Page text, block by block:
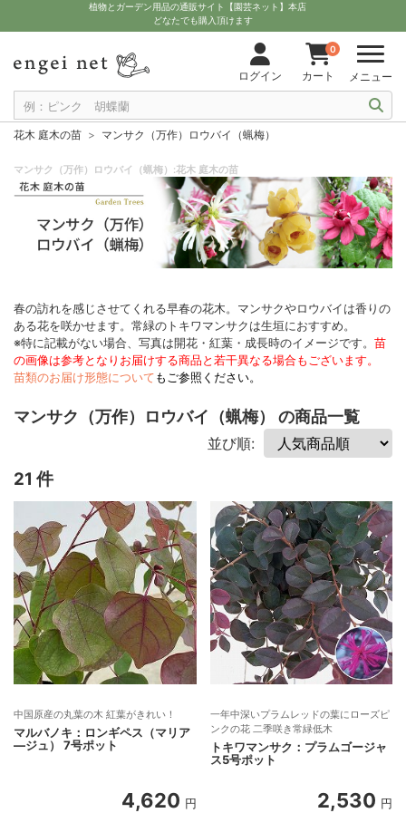
植物とガーデン用品の通販サイト【園芸ネット】本店
どなたでも購入頂けます
ログイン
0
カート メニュー
花木 庭木の苗 マンサク（万作）ロウバイ（蝋梅）
マンサク（万作）ロウバイ（蝋梅）:花木 庭木の苗
春の訪れを感じさせてくれる早春の花木。マンサクやロウバイは香りの
ある花を咲かせます。常緑のトキワマンサクは生垣におすすめ。
※特に記載がない場合、写真は開花・紅葉・成長時のイメージです。 苗
の画像は参考となりお届けする商品と若干異なる場合もございます。
苗類のお届け形態についてもご参照ください。
マンサク（万作）ロウバイ（蝋梅） の商品一覧
並び順:
21 件
中国原産の丸葉の木 紅葉がきれい！
マルバノキ：ロンギペス（マリア
―ジュ） 7号ポット
4,620 円
一年中深いプラムレッドの葉にローズピ
ンクの花 二季咲き常緑低木
トキワマンサク：プラムゴージャ
ス5号ポット
2,530 円